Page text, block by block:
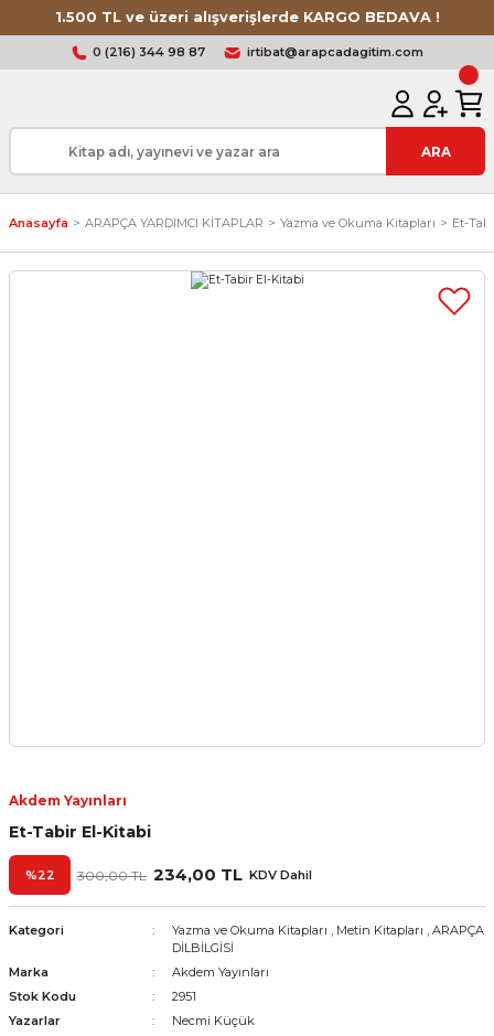
1.500 TL ve üzeri alışverişlerde KARGO BEDAVA !
0 (216) 344 98 87 irtibat@arapcadagitim.com
ARA
Anasayfa ARAPÇA YARDIMCI KİTAPLAR Yazma ve Okuma Kitapları Et-
Akdem Yayınları
Et-Tabir El-Kitabi
%22 300,00 TL 234,00 TL KDV Dahil
Kategori Yazma ve Okuma Kitapları , Metin Kitapları , ARAPÇA
DİLBİLGİSİ
Marka
Akdem Yayınları
Stok Kodu
2951
Yazarlar
Necmi Küçük